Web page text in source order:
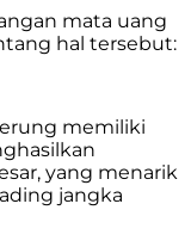
mata uang
hal tersebut:
memiliki
yang menarik
jangka